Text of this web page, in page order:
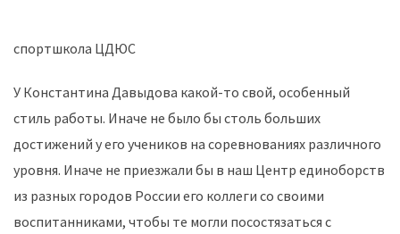
спортшкола ЦДЮС
У Константина Давыдова какой-то свой, особенный
стиль работы. Иначе не было бы столь больших
достижений у его учеников на соревнованиях различного
уровня. Иначе не приезжали бы в наш Центр единоборств
из разных городов России его коллеги со своими
воспитанниками, чтобы те могли посостязаться с